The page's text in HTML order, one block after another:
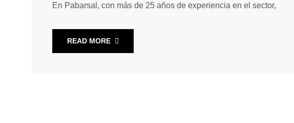
En Pabarsal, con más de 25 años de experiencia en el sector,
READ MORE